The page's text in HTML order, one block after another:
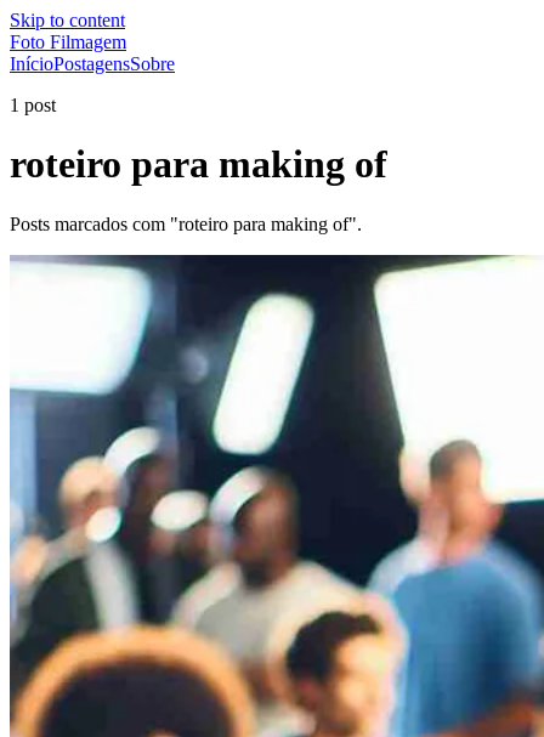
Skip to content
Foto Filmagem
InícioPostagensSobre
1 post
roteiro para making of
Posts marcados com "roteiro para making of".